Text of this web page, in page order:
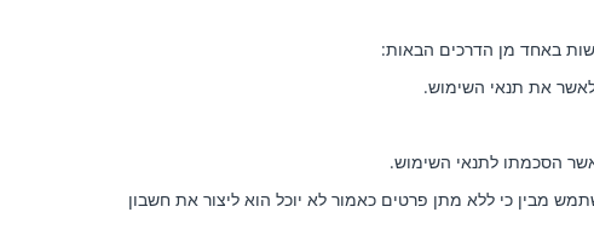
באחד מן הדרכים הבאות:
את תנאי השימוש.
הסכמתו לתנאי השימוש.
מבין כי ללא מתן פרטים כאמור לא יוכל הוא ליצור את חשבון